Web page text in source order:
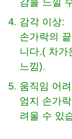
감각 이상:
손가락의
니다.( 차가
느낌).
움직임 어
엄지 손가
려울 수 있